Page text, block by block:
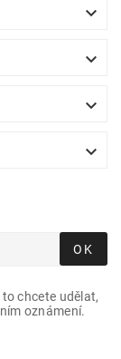




OK
chcete udělat,
oznámení.